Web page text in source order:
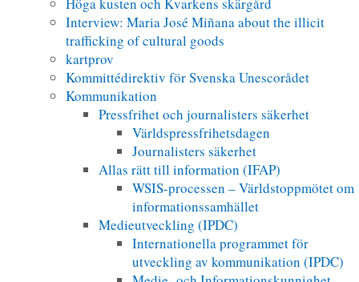
Höga kusten och Kvarkens skärgård
Interview: Maria José Miñana about the illicit
trafficking of cultural goods
kartprov
Kommittédirektiv för Svenska Unescorådet
Kommunikation
Pressfrihet och journalisters säkerhet
Världspressfrihetsdagen
Journalisters säkerhet
Allas rätt till information (IFAP)
WSIS-processen – Världstoppmötet om
informationssamhället
Medieutveckling (IPDC)
Internationella programmet för
utveckling av kommunikation (IPDC)